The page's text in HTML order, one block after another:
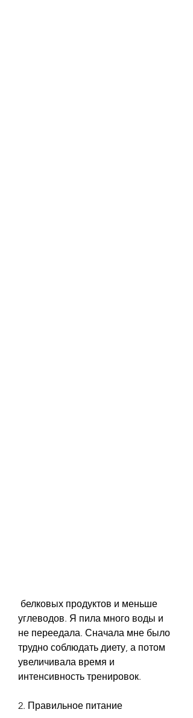
углеводов. Я пила много воды и
не переедала. Сначала мне было
трудно соблюдать диету, а потом
увеличивала время и
интенсивность тренировок.
2. Правильное питание